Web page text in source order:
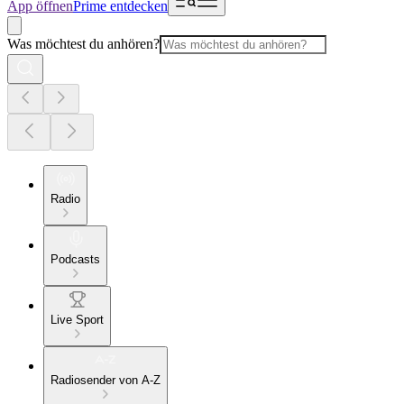
App öffnenPrime entdecken
Was möchtest du anhören?
Radio
Podcasts
Live Sport
Radiosender von A-Z